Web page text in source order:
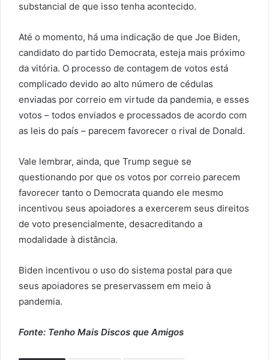
substancial de que isso tenha acontecido.
Até o momento, há uma indicação de que Joe Biden,
candidato do partido Democrata, esteja mais próximo
da vitória. O processo de contagem de votos está
complicado devido ao alto número de cédulas
enviadas por correio em virtude da pandemia, e esses
votos – todos enviados e processados de acordo com
as leis do país – parecem favorecer o rival de Donald.
Vale lembrar, ainda, que Trump segue se
questionando por que os votos por correio parecem
favorecer tanto o Democrata quando ele mesmo
incentivou seus apoiadores a exercerem seus direitos
de voto presencialmente, desacreditando a
modalidade à distância.
Biden incentivou o uso do sistema postal para que
seus apoiadores se preservassem em meio à
pandemia.
Fonte: Tenho Mais Discos que Amigos